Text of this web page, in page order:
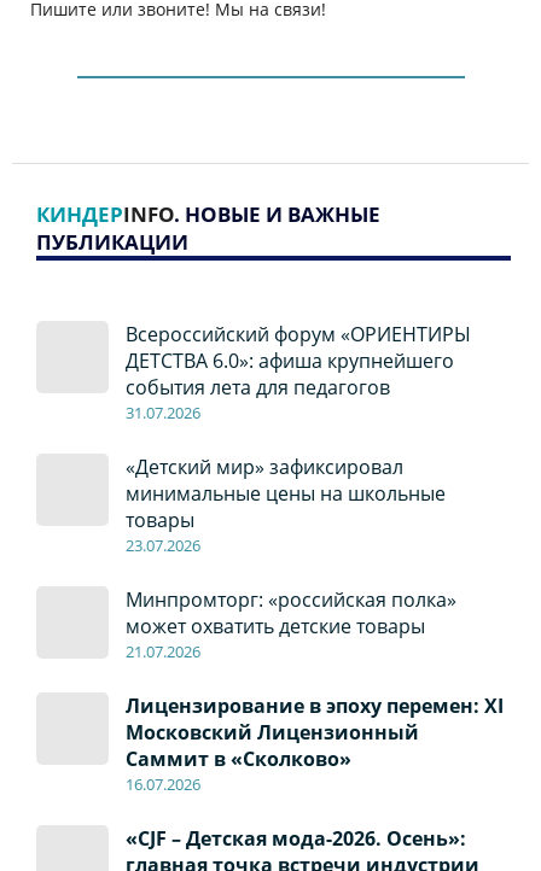
Пишите или звоните! Мы на связи!
КИНДЕРINFO. НОВЫЕ И ВАЖНЫЕ
ПУБЛИКАЦИИ
Всероссийский форум «ОРИЕНТИРЫ
ДЕТСТВА 6.0»: афиша крупнейшего
события лета для педагогов
31.07.2026
«Детский мир» зафиксировал
минимальные цены на школьные
товары
23.07.2026
Минпромторг: «российская полка»
может охватить детские товары
21.07.2026
Лицензирование в эпоху перемен: XI
Московский Лицензионный
Саммит в «Сколково»
16.07.2026
«CJF – Детская мода-2026. Осень»:
главная точка встречи индустрии